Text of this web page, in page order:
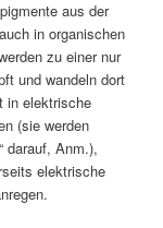
aus der
in organischen
zu einer nur
und wandeln dort
in elektrische
(sie werden
darauf, Anm.),
elektrische